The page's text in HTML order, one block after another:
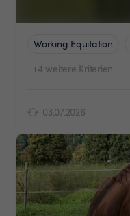
Working Equitation
+4 weitere Kriterien
03.07.2026